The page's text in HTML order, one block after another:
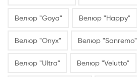
Велюр "Goya" Велюр "Happy"
Велюр "Onyx" Велюр "Sanremo"
Велюр "Ultra" Велюр "Velutto"